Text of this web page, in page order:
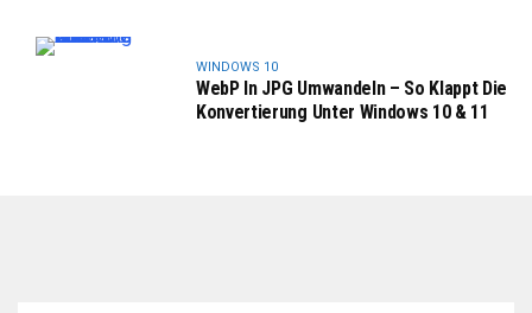
WINDOWS 10
WebP In JPG Umwandeln – So Klappt Die
Konvertierung Unter Windows 10 & 11